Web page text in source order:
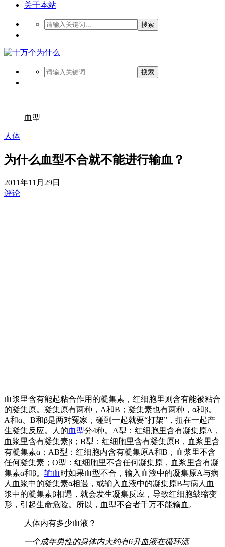
关于本站
搜索
搜索
血型
人体
为什么血型不合就不能进行输血？
2011年11月29日
评论
血浆里含有能起粘合作用的凝集素，红细胞里则含有能被粘合
的凝集原。凝集原有两种，A和B；凝集素也有两种，α和β。
A和α、B和β是两对冤家，碰到一起就要“打架”，扭在一起产
生凝集反应。人的血型分4种。A型：红细胞里含有凝集原A，
血浆里含有凝集素β；B型：红细胞里含有凝集原B，血浆里含
有凝集素α；AB型：红细胞内含有凝集原A和B，血浆里不含
任何凝集素；O型：红细胞里不含任何凝集原，血浆里含有凝
集素α和β。 输血 时如果血型不合，输入血液中的凝集原A与病
人血浆中的凝集素α相遇，或输入血液中的凝集原B与病人血
浆中的凝集素β相遇，就会发生凝集反应，导致红细胞皱缩变
形，引起生命危险。所以，血型不合者千万不能输血。
人体内有多少血液？
一个成年男性的身体内大约有6升血液在循环流